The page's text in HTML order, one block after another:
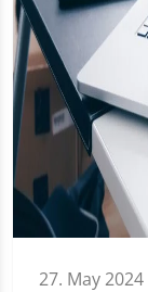
27. May 2024